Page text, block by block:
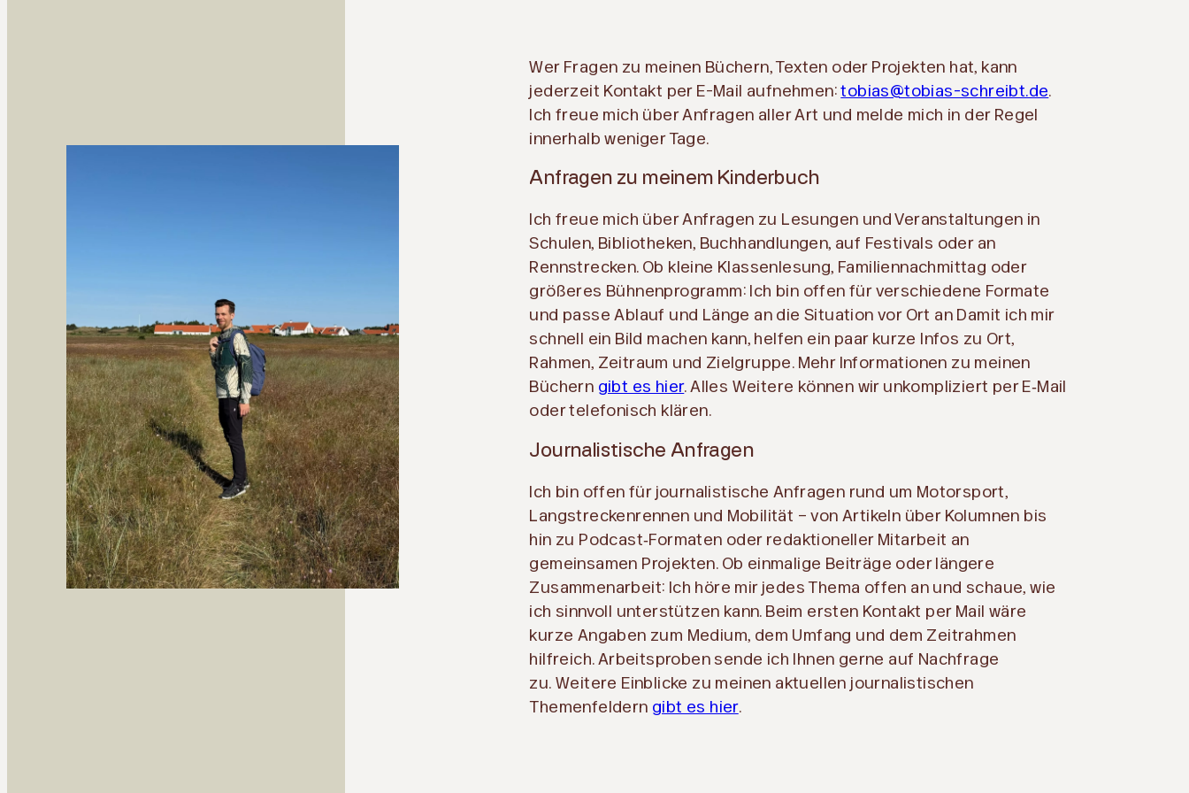
Wer Fragen zu meinen Büchern, Texten oder Projekten hat, kann
jederzeit Kontakt per E-Mail aufnehmen:tobias@tobias-schreibt.de.
Ich freue mich über Anfragen aller Art und melde mich in der Regel
innerhalb weniger Tage.
Anfragen zu meinem Kinderbuch
Ich freue mich über Anfragen zu Lesungen und Veranstaltungen in
Schulen, Bibliotheken, Buchhandlungen, auf Festivals oder an
Rennstrecken. Ob kleine Klassenlesung, Familiennachmittag oder
größeres Bühnenprogramm: Ich bin offen für verschiedene Formate
und passe Ablauf und Länge an die Situation vor Ort an Damit ich mir
schnell ein Bild machen kann, helfen ein paar kurze Infos zu Ort,
Rahmen, Zeitraum und Zielgruppe. Mehr Informationen zu meinen
Büchern gibt es hier. Alles Weitere können wir unkompliziert per E‑Mail
oder telefonisch klären.
Journalistische Anfragen
Ich bin offen für journalistische Anfragen rund um Motorsport,
Langstreckenrennen und Mobilität – von Artikeln über Kolumnen bis
hin zu Podcast‑Formaten oder redaktioneller Mitarbeit an
gemeinsamen Projekten. Ob einmalige Beiträge oder längere
Zusammenarbeit: Ich höre mir jedes Thema offen an und schaue, wie
ich sinnvoll unterstützen kann. Beim ersten Kontakt per Mail wäre
kurze Angaben zum Medium, dem Umfang und dem Zeitrahmen
hilfreich. Arbeitsproben sende ich Ihnen gerne auf Nachfrage
zu. Weitere Einblicke zu meinen aktuellen journalistischen
Themenfeldern gibt es hier.